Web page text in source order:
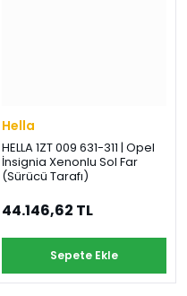
Hella
HELLA 1ZT 009 631-311 | Opel
İnsignia Xenonlu Sol Far
(Sürücü Tarafı)
44.146,62 TL
Sepete Ekle